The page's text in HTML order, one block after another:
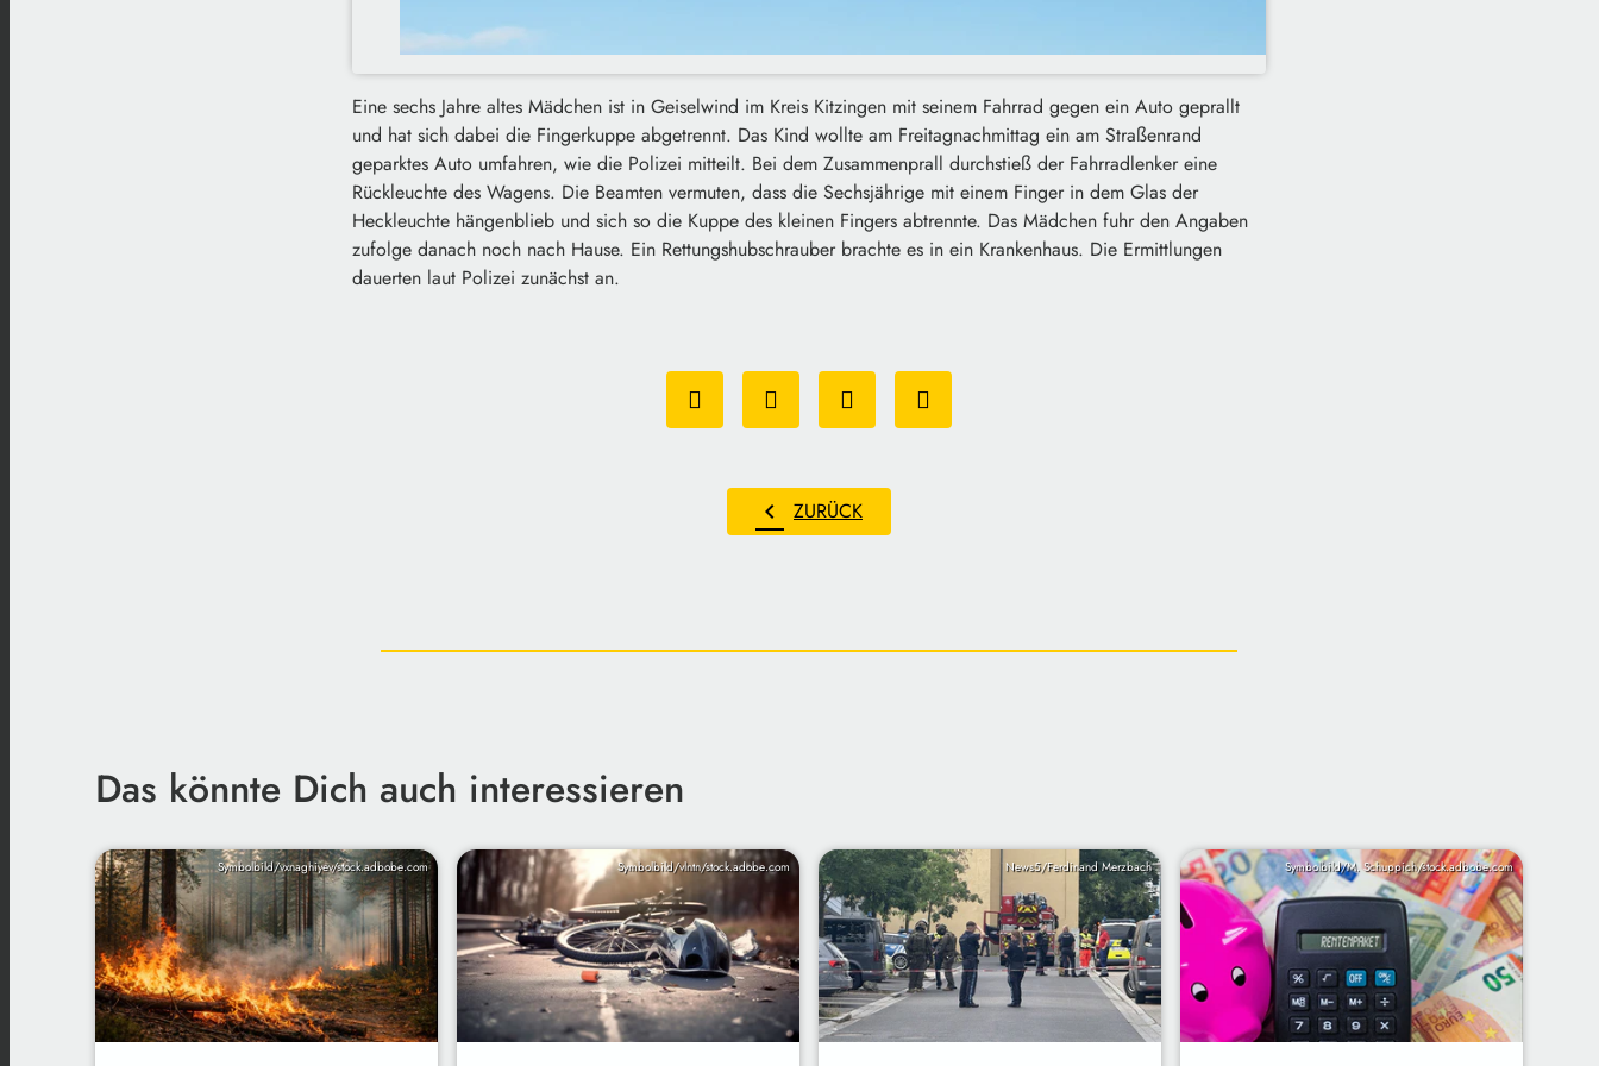
Eine sechs Jahre altes Mädchen ist in Geiselwind im Kreis Kitzingen mit seinem Fahrrad gegen ein Auto geprallt
und hat sich dabei die Fingerkuppe abgetrennt. Das Kind wollte am Freitagnachmittag ein am Straßenrand
geparktes Auto umfahren, wie die Polizei mitteilt. Bei dem Zusammenprall durchstieß der Fahrradlenker eine
Rückleuchte des Wagens. Die Beamten vermuten, dass die Sechsjährige mit einem Finger in dem Glas der
Heckleuchte hängenblieb und sich so die Kuppe des kleinen Fingers abtrennte. Das Mädchen fuhr den Angaben
zufolge danach noch nach Hause. Ein Rettungshubschrauber brachte es in ein Krankenhaus. Die Ermittlungen
dauerten laut Polizei zunächst an.
chevron_left ZURÜCK
Das könnte Dich auch interessieren
Symbolbild/vxnaghiyev/stock.adbobe.com Symbolbild/vlntn/stock.adobe.com News5/Ferdinand Merzbach Symbolbild/M. Schuppich/stock.adbobe.com